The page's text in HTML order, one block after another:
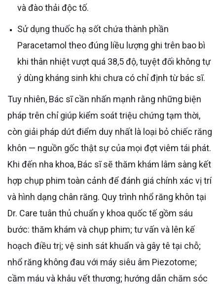
và đào thải độc tố.
Sử dụng thuốc hạ sốt chứa thành phần
Paracetamol theo đúng liều lượng ghi trên bao bì
khi thân nhiệt vượt quá 38,5 độ, tuyệt đối không tự
ý dùng kháng sinh khi chưa có chỉ định từ bác sĩ.
Tuy nhiên, Bác sĩ cần nhấn mạnh rằng những biện
pháp trên chỉ giúp kiểm soát triệu chứng tạm thời,
còn giải pháp dứt điểm duy nhất là loại bỏ chiếc răng
khôn — nguồn gốc thật sự của mọi đợt viêm tái phát.
Khi đến nha khoa, Bác sĩ sẽ thăm khám lâm sàng kết
hợp chụp phim toàn cảnh để đánh giá chính xác vị trí
và hình dạng chân răng. Quy trình nhổ răng khôn tại
Dr. Care tuân thủ chuẩn y khoa quốc tế gồm sáu
bước: thăm khám và chụp phim; tư vấn và lên kế
hoạch điều trị; vệ sinh sát khuẩn và gây tê tại chỗ;
nhổ răng không đau với máy siêu âm Piezotome;
cầm máu và khâu vết thương; hướng dẫn chăm sóc